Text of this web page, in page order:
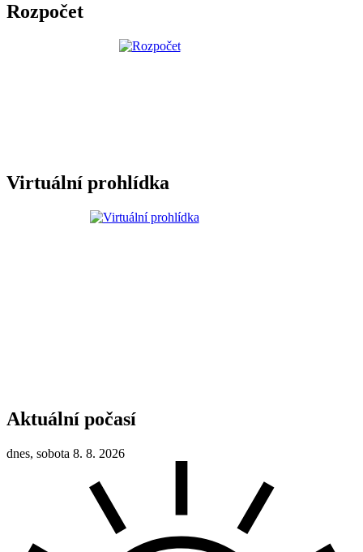
Rozpočet
Virtuální prohlídka
Aktuální počasí
dnes, sobota 8. 8. 2026